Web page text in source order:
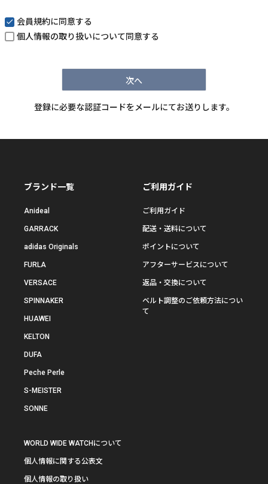
会員規約に同意する
個人情報の取り扱いについて同意する
次へ
登録に必要な認証コードをメールにてお送りします。
ブランド一覧
Anideal
GARRACK
adidas Originals
FURLA
VERSACE
SPINNAKER
HUAWEI
KELTON
DUFA
Peche Perle
S-MEISTER
SONNE
ご利用ガイド
ご利用ガイド
配送・送料について
ポイントについて
アフターサービスについて
返品・交換について
ベルト調整のご依頼方法につい
て
WORLD WIDE WATCHについて
個人情報に関する公表文
個人情報の取り扱い